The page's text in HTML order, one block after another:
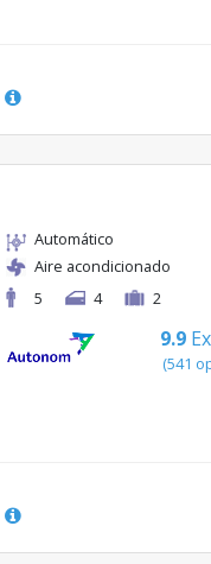
Automático
Aire acondicionado
5
4 2
9.9
(541